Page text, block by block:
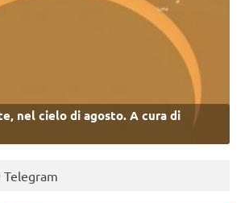
nel cielo di agosto. A cura di
Telegram